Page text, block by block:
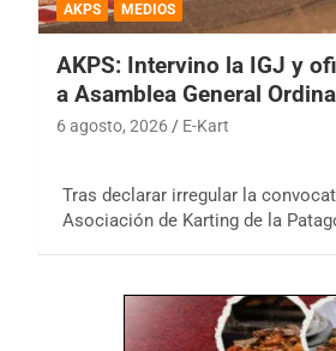
AKPS MEDIOS
AKPS: Intervino la IGJ y
a Asamblea General
6 agosto, 2026 E-Kart
Tras declarar irregular la
Asociación de Karting de la